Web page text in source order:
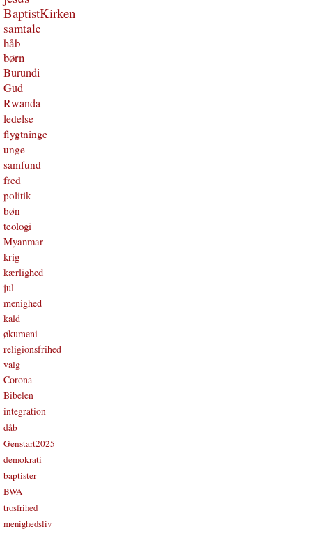
BaptistKirken
samtale
håb
børn
Burundi
Gud
Rwanda
ledelse
flygtninge
unge
samfund
fred
politik
bøn
teologi
Myanmar
krig
kærlighed
jul
menighed
kald
økumeni
religionsfrihed
valg
Corona
Bibelen
integration
dåb
Genstart2025
demokrati
baptister
BWA
trosfrihed
menighedsliv